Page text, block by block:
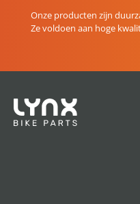
Onze producten zijn
Ze voldoen aan hoge